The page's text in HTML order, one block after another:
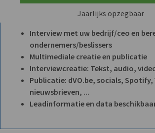
Jaarlijks opzegbaar
Interview met uw bedrijf/ceo en
ondernemers/beslissers
Multimediale creatie en publicatie
Interviewcreatie: Tekst, audio,
Publicatie: dVO.be, socials, Spotify,
nieuwsbrieven, ...
Leadinformatie en data